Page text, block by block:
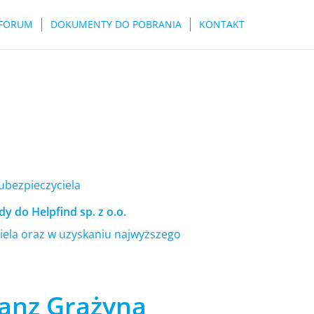
DOKUMENTY DO POBRANIA KONTAKT
do Helpfind sp. z o.o.
oraz w uzyskaniu najwyższego
Grażyna